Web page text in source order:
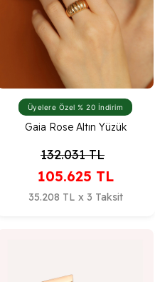
Üyelere Özel % 20 İndirim
Gaia Rose Altın Yüzük
132.031TL
105.625 TL
35.208 TL x 3 Taksit